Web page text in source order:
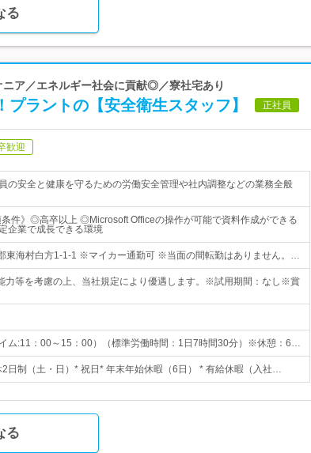
る
ア／エネルギー社会に貢献◎／寮社宅あり
プラントの【安全衛生スタッフ】 正社員
歓迎
の安全と健康を守るための労働安全管理や社内調整などの業務全般
件》◎高卒以上 ◎Microsoft Officeの操作が可能で資料作成ができる
企業で成長できる環境
東海村白方1-1-1 ※マイカー通勤可 ※当面の間転勤はありません。…
力等を考慮の上、当社規定により優遇します。※試用期間：なし※賞
ム:11：00～15：00）（標準労働時間：1日7時間30分）※休憩：6…
2日制（土・日）* 祝日* 年末年始休暇（6日） * 有給休暇（入社…
る